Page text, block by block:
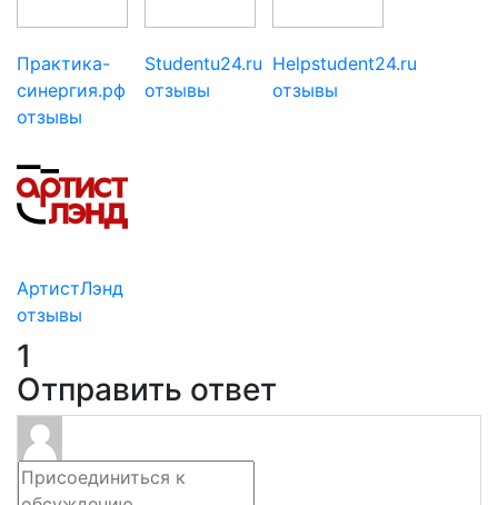
Практика-
синергия.рф
отзывы
Studentu24.ru
отзывы
Helpstudent24.ru
отзывы
АртистЛэнд
отзывы
1
Отправить ответ